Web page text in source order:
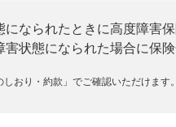
なられたときに高度障害
状態になられた場合に保
おり・約款」でご確認いただけます。